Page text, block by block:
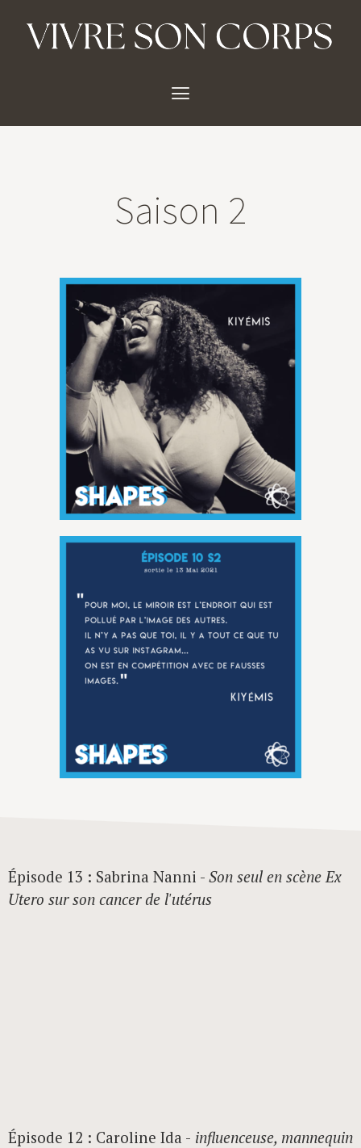
Saison 2
Épisode 13 : Sabrina Nanni - Son seul en scène Ex
Utero sur son cancer de l'utérus
Épisode 12 : Caroline Ida - influenceuse, mannequin